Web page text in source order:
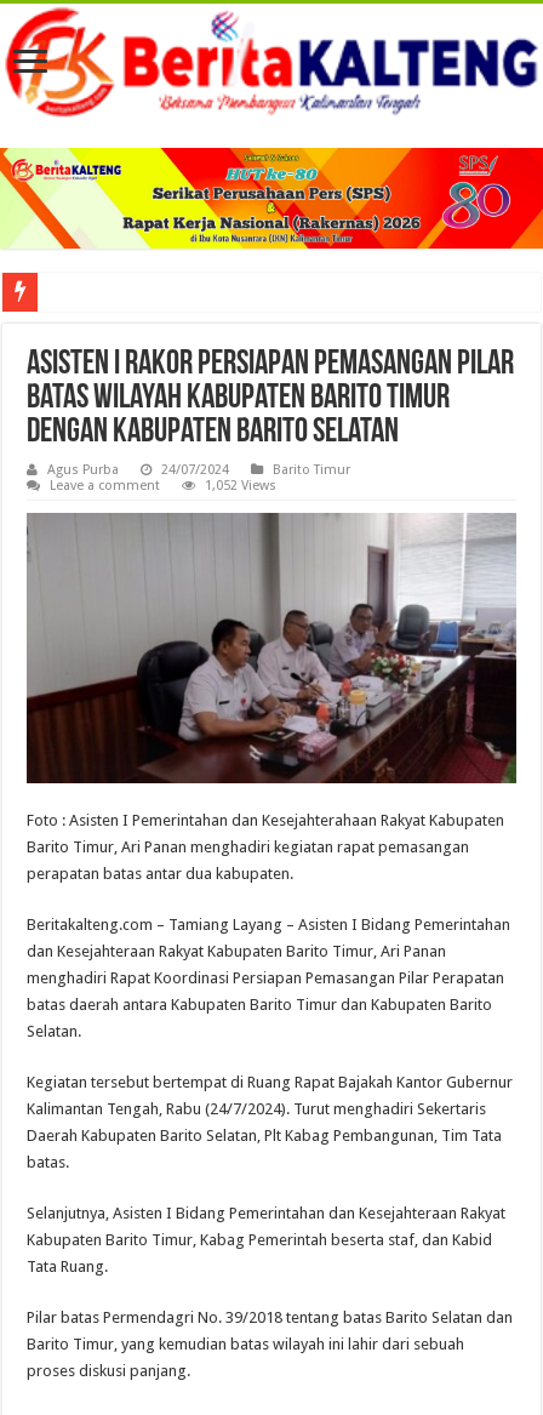
Asisten I Rakor Persiapan Pemasangan Pilar
Batas Wilayah Kabupaten Barito Timur
Dengan Kabupaten Barito Selatan
Agus Purba 24/07/2024
Barito Timur
Leave a comment
1,052 Views
Foto : Asisten I Pemerintahan dan Kesejahterahaan Rakyat Kabupaten
Barito Timur, Ari Panan menghadiri kegiatan rapat pemasangan
perapatan batas antar dua kabupaten.
Beritakalteng.com – Tamiang Layang – Asisten I Bidang Pemerintahan
dan Kesejahteraan Rakyat Kabupaten Barito Timur, Ari Panan
menghadiri Rapat Koordinasi Persiapan Pemasangan Pilar Perapatan
batas daerah antara Kabupaten Barito Timur dan Kabupaten Barito
Selatan.
Kegiatan tersebut bertempat di Ruang Rapat Bajakah Kantor Gubernur
Kalimantan Tengah, Rabu (24/7/2024). Turut menghadiri Sekertaris
Daerah Kabupaten Barito Selatan, Plt Kabag Pembangunan, Tim Tata
batas.
Selanjutnya, Asisten I Bidang Pemerintahan dan Kesejahteraan Rakyat
Kabupaten Barito Timur, Kabag Pemerintah beserta staf, dan Kabid
Tata Ruang.
Pilar batas Permendagri No. 39/2018 tentang batas Barito Selatan dan
Barito Timur, yang kemudian batas wilayah ini lahir dari sebuah
proses diskusi panjang.